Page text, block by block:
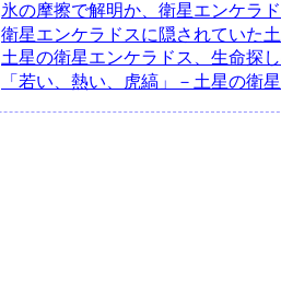
氷の摩擦で解明か、衛星エンケラ
衛星エンケラドスに隠されていた
土星の衛星エンケラドス、生命探
「若い、熱い、虎縞」－土星の衛